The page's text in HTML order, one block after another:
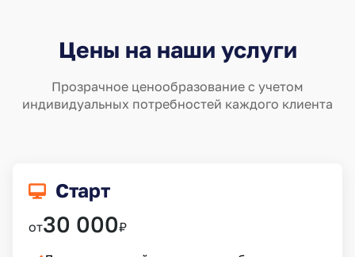
Цены на наши услуги
Прозрачное ценообразование с учетом
индивидуальных потребностей каждого клиента
Старт
от30 000₽